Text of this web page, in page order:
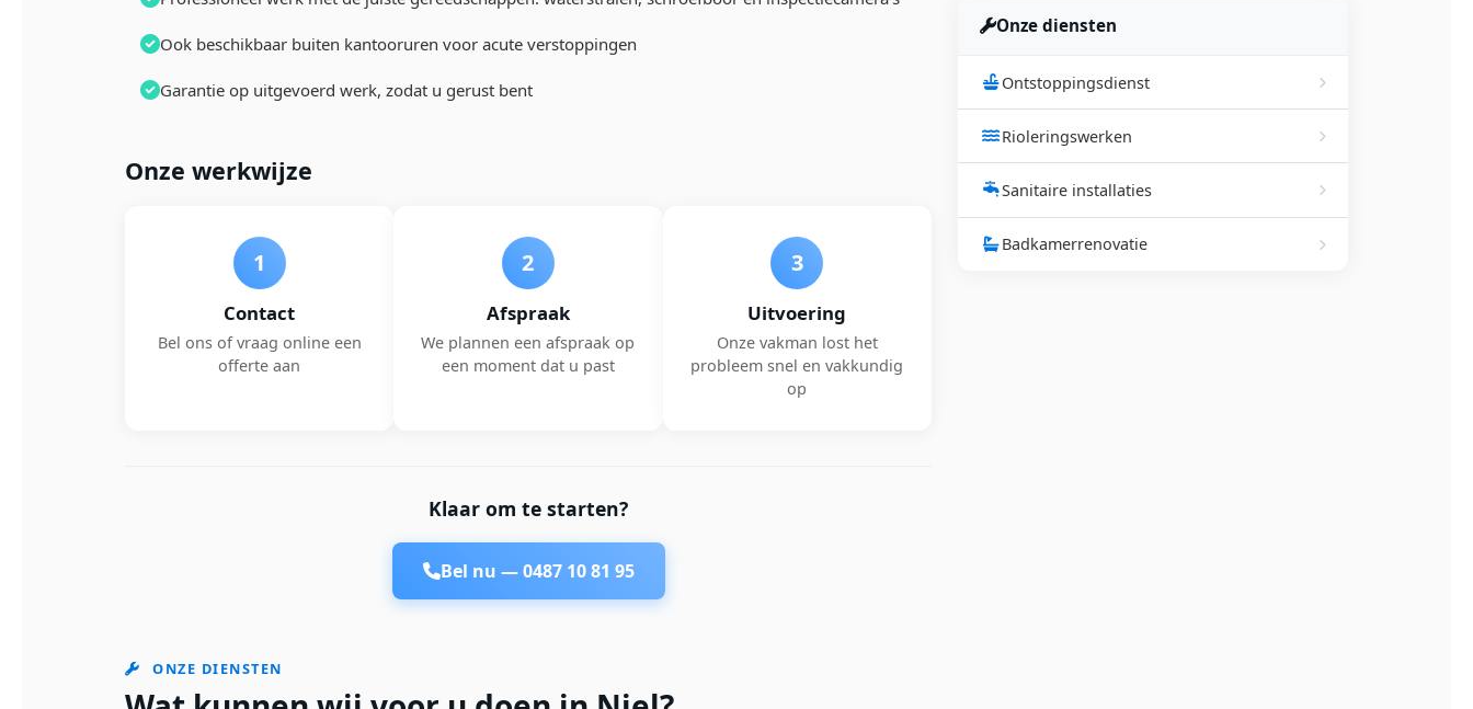
Ook beschikbaar buiten kantooruren voor acute verstoppingen
Garantie op uitgevoerd werk, zodat u gerust bent
Onze werkwijze
1
Contact
Bel ons of vraag online een
offerte aan
2
Afspraak
We plannen een afspraak op
een moment dat u past
3
Uitvoering
Onze vakman lost het
probleem snel en vakkundig
op
Klaar om te starten?
Bel nu —0487 10 81 95
ONZE DIENSTEN
Onze diensten
Ontstoppingsdienst
Rioleringswerken
Sanitaire installaties
Badkamerrenovatie